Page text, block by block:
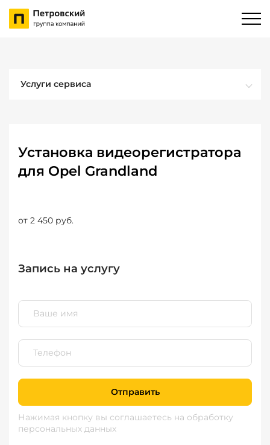
Услуги сервиса
Установка видеорегистратора
для Opel Grandland
от 2 450 руб.
Запись на услугу
Отправить
Нажимая кнопку вы соглашаетесь на обработку
персональных данных